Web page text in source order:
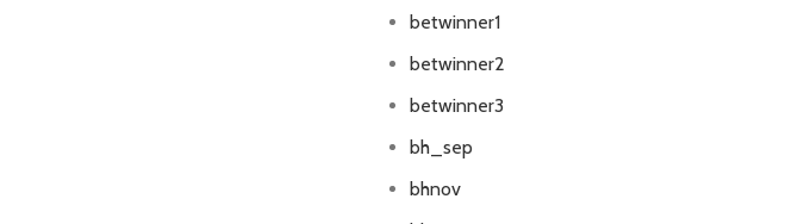
betwinner1
betwinner2
betwinner3
bh_sep
bhnov